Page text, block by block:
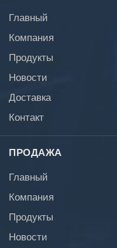
Главный
Компания
Продукты
Новости
Доставка
Контакт
ПРОДАЖА
Главный
Компания
Продукты
Новости